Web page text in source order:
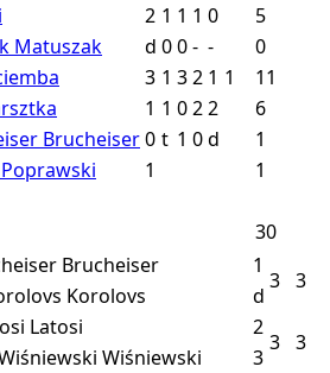
2 1 1 1 0
5
Matuszak d 00- -
0
3 1 32 1 1
11
1 1 022
6
Brucheiser0 t 1 0d
1
Poprawski 1
1
30
Brucheiser 1
3 3
Korolovs
d
Latosi 2
3 3
Wiśniewski
3